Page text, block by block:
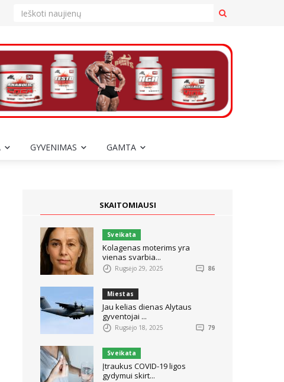
GYVENIMAS GAMTA
SKAITOMIAUSI
Sveikata
Kolagenas moterims yra
vienas svarbia...
Rugsėjo 29, 2025 86
Miestas
Jau kelias dienas Alytaus
gyventojai ...
Rugsėjo 18, 2025 79
Sveikata
Įtraukus COVID-19 ligos
gydymui skirt...